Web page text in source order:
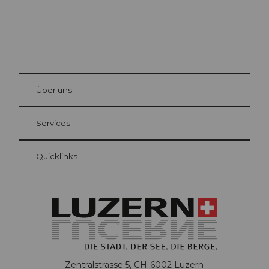
Gästekarte Luzern
Ihre Vorteile als Übernachtungsgast
at Bre
Über uns
Services
Quicklinks
Zentralstrasse 5, CH-6002 Luzern